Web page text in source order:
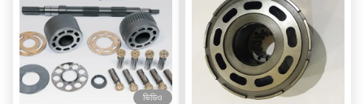
ভিডিও